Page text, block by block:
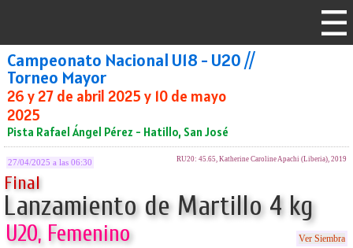
Campeonato Nacional U18 - U20 //
Torneo Mayor
26 y 27 de abril 2025 y 10 de mayo
2025
Pista Rafael Ángel Pérez - Hatillo, San José
27/04/2025 a las 06:30 RU20: 45.65, Katherine Caroline Apachi (Liberia), 2019
Final
Lanzamiento de Martillo 4 kg
U20, Femenino Ver Siembra